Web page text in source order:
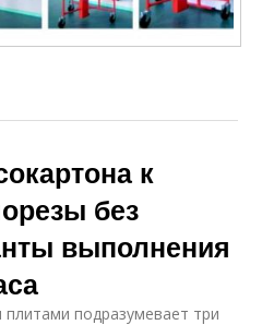
к
без
выполнения
подразумевает три